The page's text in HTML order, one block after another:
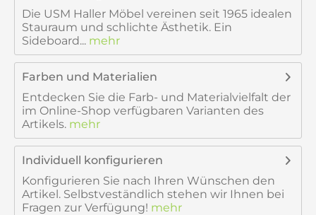
Die USM Haller Möbel vereinen seit 1965 idealen
Stauraum und schlichte Ästhetik. Ein
Sideboard... mehr
Farben und Materialien
Entdecken Sie die Farb- und Materialvielfalt der
im Online-Shop verfügbaren Varianten des
Artikels. mehr
Individuell konfigurieren
Konfigurieren Sie nach Ihren Wünschen den
Artikel. Selbstveständlich stehen wir Ihnen bei
Fragen zur Verfügung! mehr